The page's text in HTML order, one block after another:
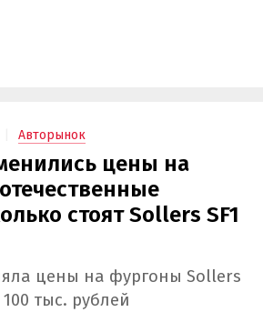
Авторынок
цены на
стоят Sollers SF1
цены на фургоны Sollers
100 тыс. рублей